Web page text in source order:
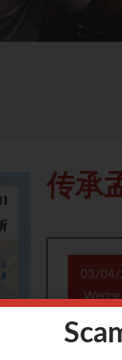
传承
03/04/